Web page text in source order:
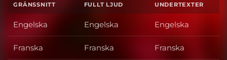
GRÄNSSNITT FULLT LJUD UNDERTEXTER
Engelska Engelska Engelska
Franska Franska Franska